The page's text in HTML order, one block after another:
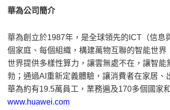
華為公司簡介
華為創立於1987年，是全球領先的ICT（信
個家庭、每個組織，構建萬物互聯的智能世
世界提供多樣性算力，讓雲無處不在，讓智
勃；通過AI重新定義體驗，讓消費者在家居
華為約有19.5萬員工，業務遍及170多個國家
www.huawei.com